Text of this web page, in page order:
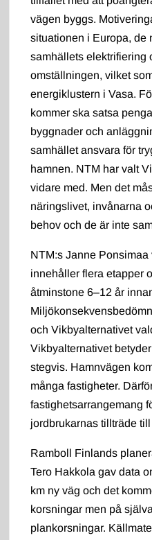
vägen byggs.
situationen i Europa, de
samhällets elektrifiering
omställningen, vilket
energiklustern i Vasa.
kommer ska satsa
byggnader och
samhället ansvara för
hamnen. NTM har valt
vidare med. Men det
näringslivet, invånarna
behov och de är inte
NTM:s Janne
innehåller flera etapper
åtminstone 6–12 år
och Vikbyalternativet
Vikbyalternativet
stegvis. Hamnvägen
många fastigheter.
fastighetsarrangemang
jordbrukarnas tillträde
Ramboll Finlands
Tero Hakkola gav data
km ny väg och det
korsningar men på
plankorsningar.